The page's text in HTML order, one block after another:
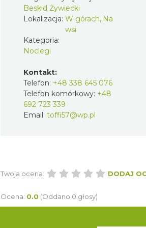
Beskid Żywiecki
Lokalizacja: W górach, Na
wsi
Kategoria:
Noclegi
Kontakt:
Telefon: +48 338 645 076
Telefon komórkowy: +48
692 723 339
Email: toffi57@wp.pl
Twoja ocena: DODAJ
Ocena: 0.0 (Oddano 0 głosy)